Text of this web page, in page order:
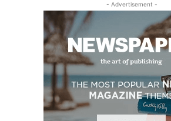
- Advertisement -